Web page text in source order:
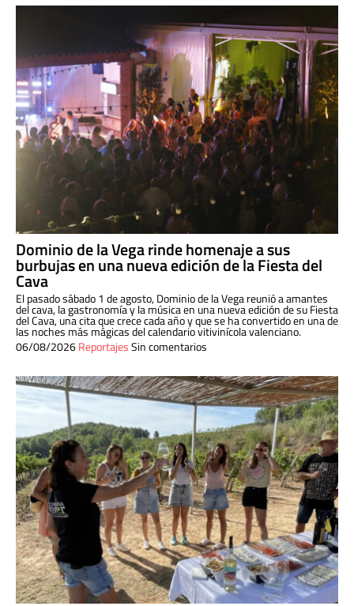
Dominio de la Vega rinde homenaje a sus
burbujas en una nueva edición de la Fiesta del
Cava
El pasado sábado 1 de agosto, Dominio de la Vega reunió a amantes
del cava, la gastronomía y la música en una nueva edición de su Fiesta
del Cava, una cita que crece cada año y que se ha convertido en una de
las noches más mágicas del calendario vitivinícola valenciano.
06/08/2026ReportajesSin comentarios